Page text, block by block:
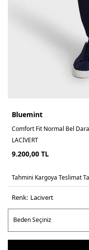
Bluemint
Comfort Fit Normal Bel
LACİVERT
9.200,00 TL
Tahmini Kargoya Teslimat
Renk: laci̇vert